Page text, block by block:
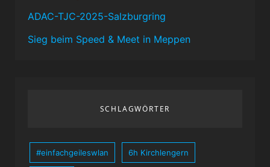
ADAC-TJC-2025-Salzburgring
Sieg beim Speed & Meet in Meppen
SCHLAGWÖRTER
#einfachgeileswlan 6h Kirchlengern